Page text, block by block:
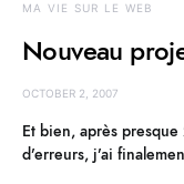
MA VIE SUR LE WEB
Nouveau
OCTOBER 2, 2007
Et bien, après presque
d’erreurs, j’ai